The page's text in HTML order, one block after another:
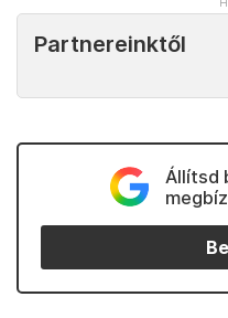
Partnereinktől
Állítsd